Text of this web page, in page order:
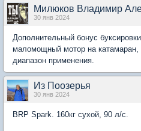
Милюков Владимир
30 янв 2024
Дополнительный бонус
маломощный мотор на катамаран,
диапазон применения.
Из Поозерья
30 янв 2024
BRP Spark. 160кг сухой, 90 л/с.